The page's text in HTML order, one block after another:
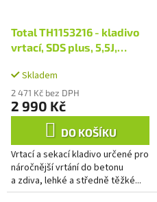
Total TH1153216 - kladivo
vrtací, SDS plus, 5,5J,
Skladem
2 471 Kč bez DPH
2 990 Kč
DO KOŠÍKU
Vrtací a sekací kladivo určené pro
náročnější vrtání do betonu
a zdiva, lehké a středně těžké...